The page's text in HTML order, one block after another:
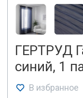
ГЕРТРУД
синий, 1
В избранное